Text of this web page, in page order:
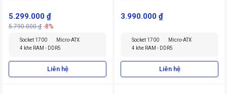
5.299.000 ₫
5.790.000 ₫ -8%
Socket 1700
Micro-ATX
4 khe RAM - DDR5
Liên hệ
3.990.000 ₫
Socket 1700
Micro-ATX
4 khe RAM - DDR5
Liên hệ